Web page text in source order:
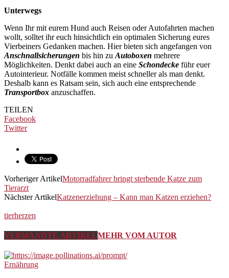
Unterwegs
Wenn Ihr mit eurem Hund auch Reisen oder Autofahrten machen
wollt, solltet ihr euch hinsichtlich ein optimalen Sicherung eures
Vierbeiners Gedanken machen. Hier bieten sich angefangen von
Anschnallsicherungen bis hin zu Autoboxen mehrere
Möglichkeiten. Denkt dabei auch an eine Schondecke führ euer
Autointerieur. Notfälle kommen meist schneller als man denkt.
Deshalb kann es Ratsam sein, sich auch eine entsprechende
Transportbox anzuschaffen.
TEILEN
Facebook
Twitter
Vorheriger ArtikelMotorradfahrer bringt sterbende Katze zum
Tierarzt
Nächster ArtikelKatzenerziehung – Kann man Katzen erziehen?
tierherzen
VERWANDTE ARTIKELMEHR VOM AUTOR
Ernährung